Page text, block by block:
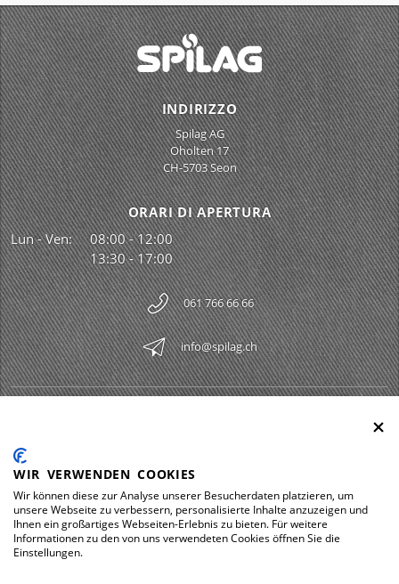
INDIRIZZO
Spilag AG
Oholten 17
CH-5703 Seon
ORARI DI APERTURA
Lun - Ven:
08:00 - 12:00
13:30 - 17:00
061 766 66 66
info@spilag.ch
LEGAL
DOWNLOADS
WIR VERWENDEN COOKIES
Wir können diese zur Analyse unserer Besucherdaten platzieren, um
unsere Webseite zu verbessern, personalisierte Inhalte anzuzeigen und
Ihnen ein großartiges Webseiten-Erlebnis zu bieten. Für weitere
Informationen zu den von uns verwendeten Cookies öffnen Sie die
Einstellungen.